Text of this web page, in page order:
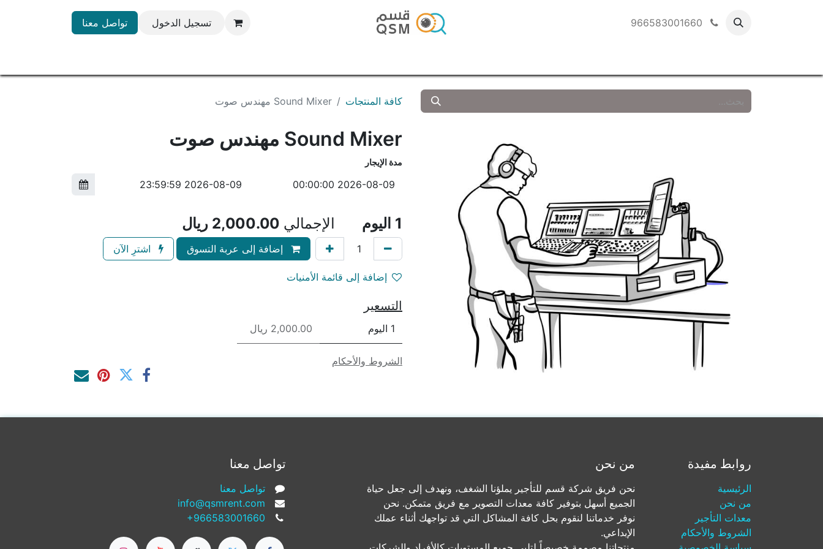
تسجيل الدخول تواصل معنا
كافة المنتجات Sound Mixer مهندس صوت
Sound Mixer مهندس صوت
مدة الإيجار
1 اليوم الإجمالي 2,000.00 ريال
إضافة إلى عربة التسوق اشترِ الآن
إضافة إلى قائمة الأمنيات
التسعير
1 اليوم 2,000.00 ريال
الشروط والأحكام
روابط مفيدة
الرئيسية
من نحن
معدات التأجير
الشروط والأحكام
من نحن
نحن فريق شركة قسم للتأجير يملؤنا الشغف، ونهدف إلى جعل حياة
الجميع أسهل بتوفير كافة معدات التصوير مع فريق متمكن. نحن
نوفر خدماتنا لنقوم بحل كافة المشاكل التي قد تواجهك أثناء عملك
الإبداعي.
تواصل معنا
تواصل معنا
info@qsmrent.com
+966583001660